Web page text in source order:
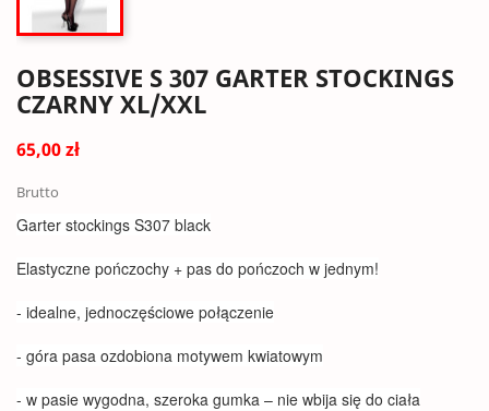
OBSESSIVE S 307 GARTER STOCKINGS
CZARNY XL/XXL
65,00 zł
Brutto
Garter stockings S307 black
Elastyczne pończochy + pas do pończoch w jednym!
- idealne, jednoczęściowe połączenie
- góra pasa ozdobiona motywem kwiatowym
- w pasie wygodna, szeroka gumka – nie wbija się do ciała